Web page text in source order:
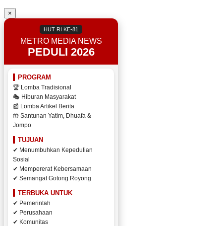
×
HUT RI KE-81
METRO MEDIA NEWS
PEDULI 2026
PROGRAM
🏆 Lomba Tradisional
🎭 Hiburan Masyarakat
📰 Lomba Artikel Berita
🤲 Santunan Yatim, Dhuafa &
Jompo
TUJUAN
✔ Menumbuhkan Kepedulian
Sosial
✔ Mempererat Kebersamaan
✔ Semangat Gotong Royong
TERBUKA UNTUK
✔ Pemerintah
✔ Perusahaan
✔ Komunitas